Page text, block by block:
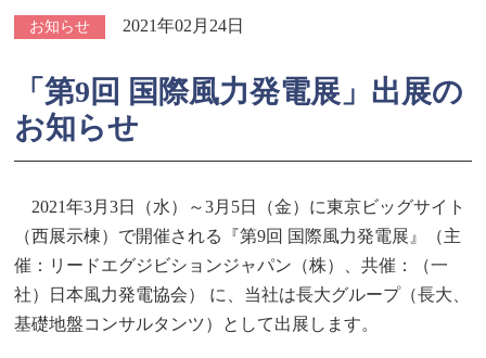
お知らせ 2021年02月24日
「第9回 国際風力発電展」出展の
お知らせ
2021年3月3日（水）～3月5日（金）に東京ビッグサイト
（西展示棟）で開催される『第9回 国際風力発電展』（主
催：リードエグジビションジャパン（株）、共催：（一
社）日本風力発電協会） に、当社は長大グループ（長大、
基礎地盤コンサルタンツ）として出展します。